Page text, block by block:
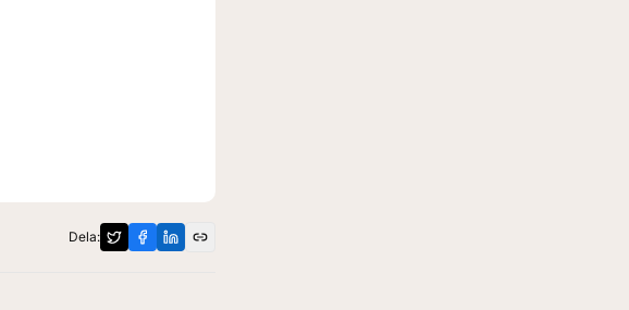
Dela: